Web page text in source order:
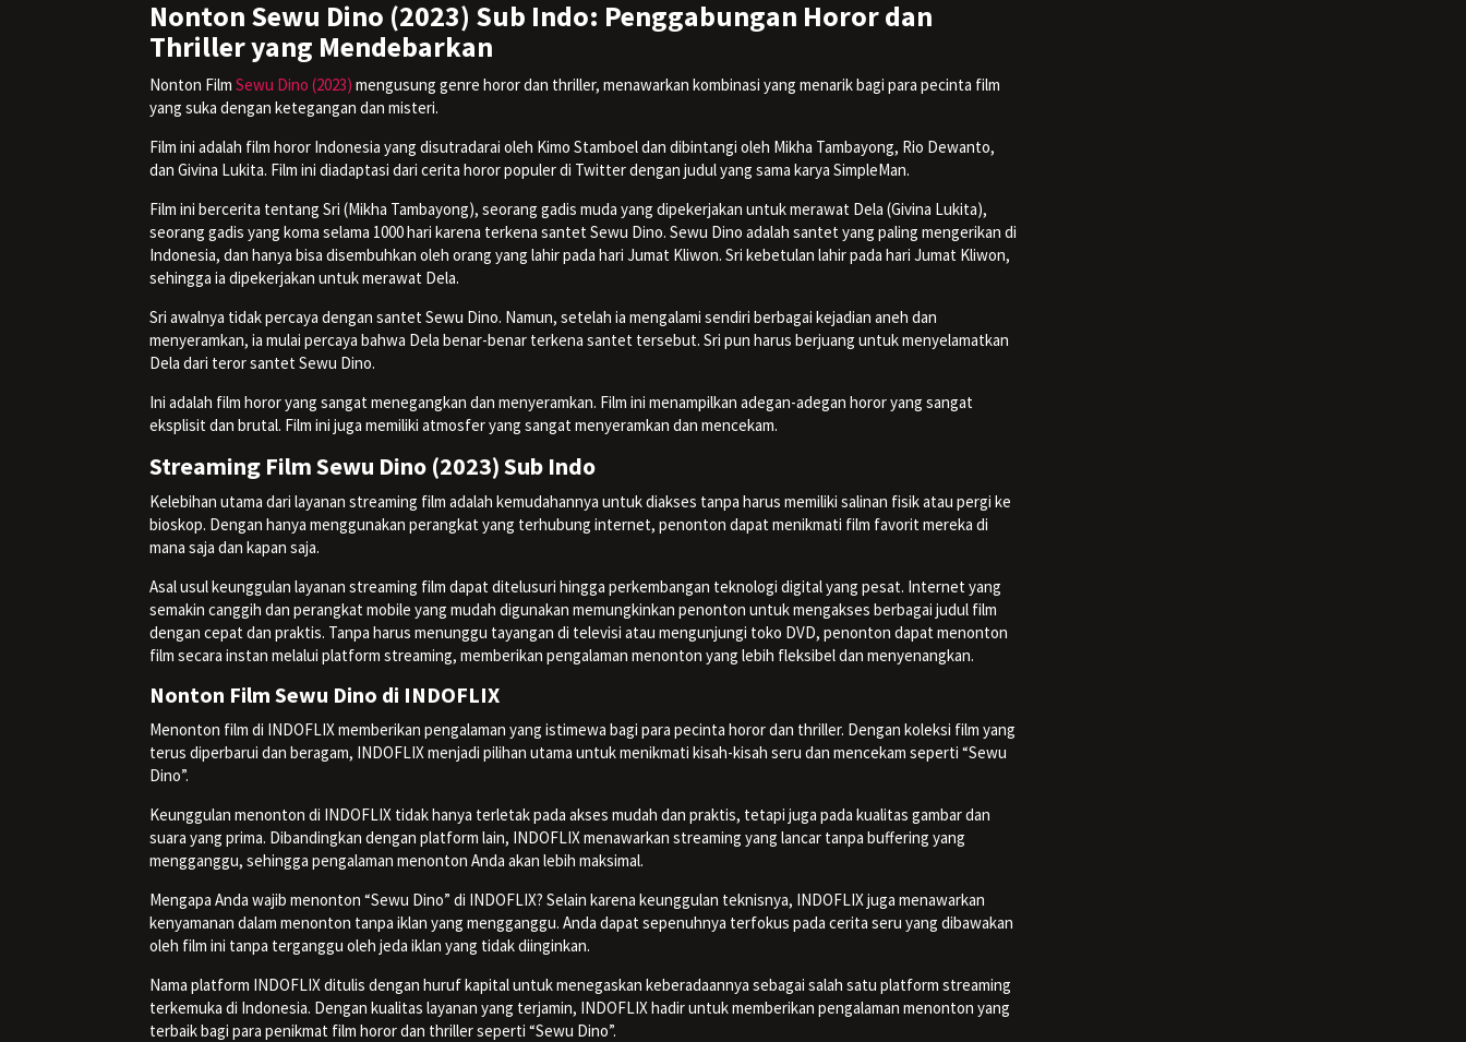
Nonton Sewu Dino (2023) Sub Indo: Penggabungan Horor dan
Thriller yang Mendebarkan
Nonton Film Sewu Dino (2023) mengusung genre horor dan thriller, menawarkan kombinasi yang menarik bagi para pecinta film
yang suka dengan ketegangan dan misteri.
Film ini adalah film horor Indonesia yang disutradarai oleh Kimo Stamboel dan dibintangi oleh Mikha Tambayong, Rio Dewanto,
dan Givina Lukita. Film ini diadaptasi dari cerita horor populer di Twitter dengan judul yang sama karya SimpleMan.
Film ini bercerita tentang Sri (Mikha Tambayong), seorang gadis muda yang dipekerjakan untuk merawat Dela (Givina Lukita),
seorang gadis yang koma selama 1000 hari karena terkena santet Sewu Dino. Sewu Dino adalah santet yang paling mengerikan di
Indonesia, dan hanya bisa disembuhkan oleh orang yang lahir pada hari Jumat Kliwon. Sri kebetulan lahir pada hari Jumat Kliwon,
sehingga ia dipekerjakan untuk merawat Dela.
Sri awalnya tidak percaya dengan santet Sewu Dino. Namun, setelah ia mengalami sendiri berbagai kejadian aneh dan
menyeramkan, ia mulai percaya bahwa Dela benar-benar terkena santet tersebut. Sri pun harus berjuang untuk menyelamatkan
Dela dari teror santet Sewu Dino.
Ini adalah film horor yang sangat menegangkan dan menyeramkan. Film ini menampilkan adegan-adegan horor yang sangat
eksplisit dan brutal. Film ini juga memiliki atmosfer yang sangat menyeramkan dan mencekam.
Streaming Film Sewu Dino (2023) Sub Indo
Kelebihan utama dari layanan streaming film adalah kemudahannya untuk diakses tanpa harus memiliki salinan fisik atau pergi ke
bioskop. Dengan hanya menggunakan perangkat yang terhubung internet, penonton dapat menikmati film favorit mereka di
mana saja dan kapan saja.
Asal usul keunggulan layanan streaming film dapat ditelusuri hingga perkembangan teknologi digital yang pesat. Internet yang
semakin canggih dan perangkat mobile yang mudah digunakan memungkinkan penonton untuk mengakses berbagai judul film
dengan cepat dan praktis. Tanpa harus menunggu tayangan di televisi atau mengunjungi toko DVD, penonton dapat menonton
film secara instan melalui platform streaming, memberikan pengalaman menonton yang lebih fleksibel dan menyenangkan.
Nonton Film Sewu Dino di INDOFLIX
Menonton film di INDOFLIX memberikan pengalaman yang istimewa bagi para pecinta horor dan thriller. Dengan koleksi film yang
terus diperbarui dan beragam, INDOFLIX menjadi pilihan utama untuk menikmati kisah-kisah seru dan mencekam seperti “Sewu
Dino”.
Keunggulan menonton di INDOFLIX tidak hanya terletak pada akses mudah dan praktis, tetapi juga pada kualitas gambar dan
suara yang prima. Dibandingkan dengan platform lain, INDOFLIX menawarkan streaming yang lancar tanpa buffering yang
mengganggu, sehingga pengalaman menonton Anda akan lebih maksimal.
Mengapa Anda wajib menonton “Sewu Dino” di INDOFLIX? Selain karena keunggulan teknisnya, INDOFLIX juga menawarkan
kenyamanan dalam menonton tanpa iklan yang mengganggu. Anda dapat sepenuhnya terfokus pada cerita seru yang dibawakan
oleh film ini tanpa terganggu oleh jeda iklan yang tidak diinginkan.
Nama platform INDOFLIX ditulis dengan huruf kapital untuk menegaskan keberadaannya sebagai salah satu platform streaming
terkemuka di Indonesia. Dengan kualitas layanan yang terjamin, INDOFLIX hadir untuk memberikan pengalaman menonton yang
terbaik bagi para penikmat film horor dan thriller seperti “Sewu Dino”.